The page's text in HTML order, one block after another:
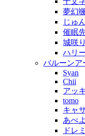
夢幻
じゅ
催眠
城咲
ハリ
バルーンア
Syan
Chii
アッ
tomo
キャ
あべ
ドレ